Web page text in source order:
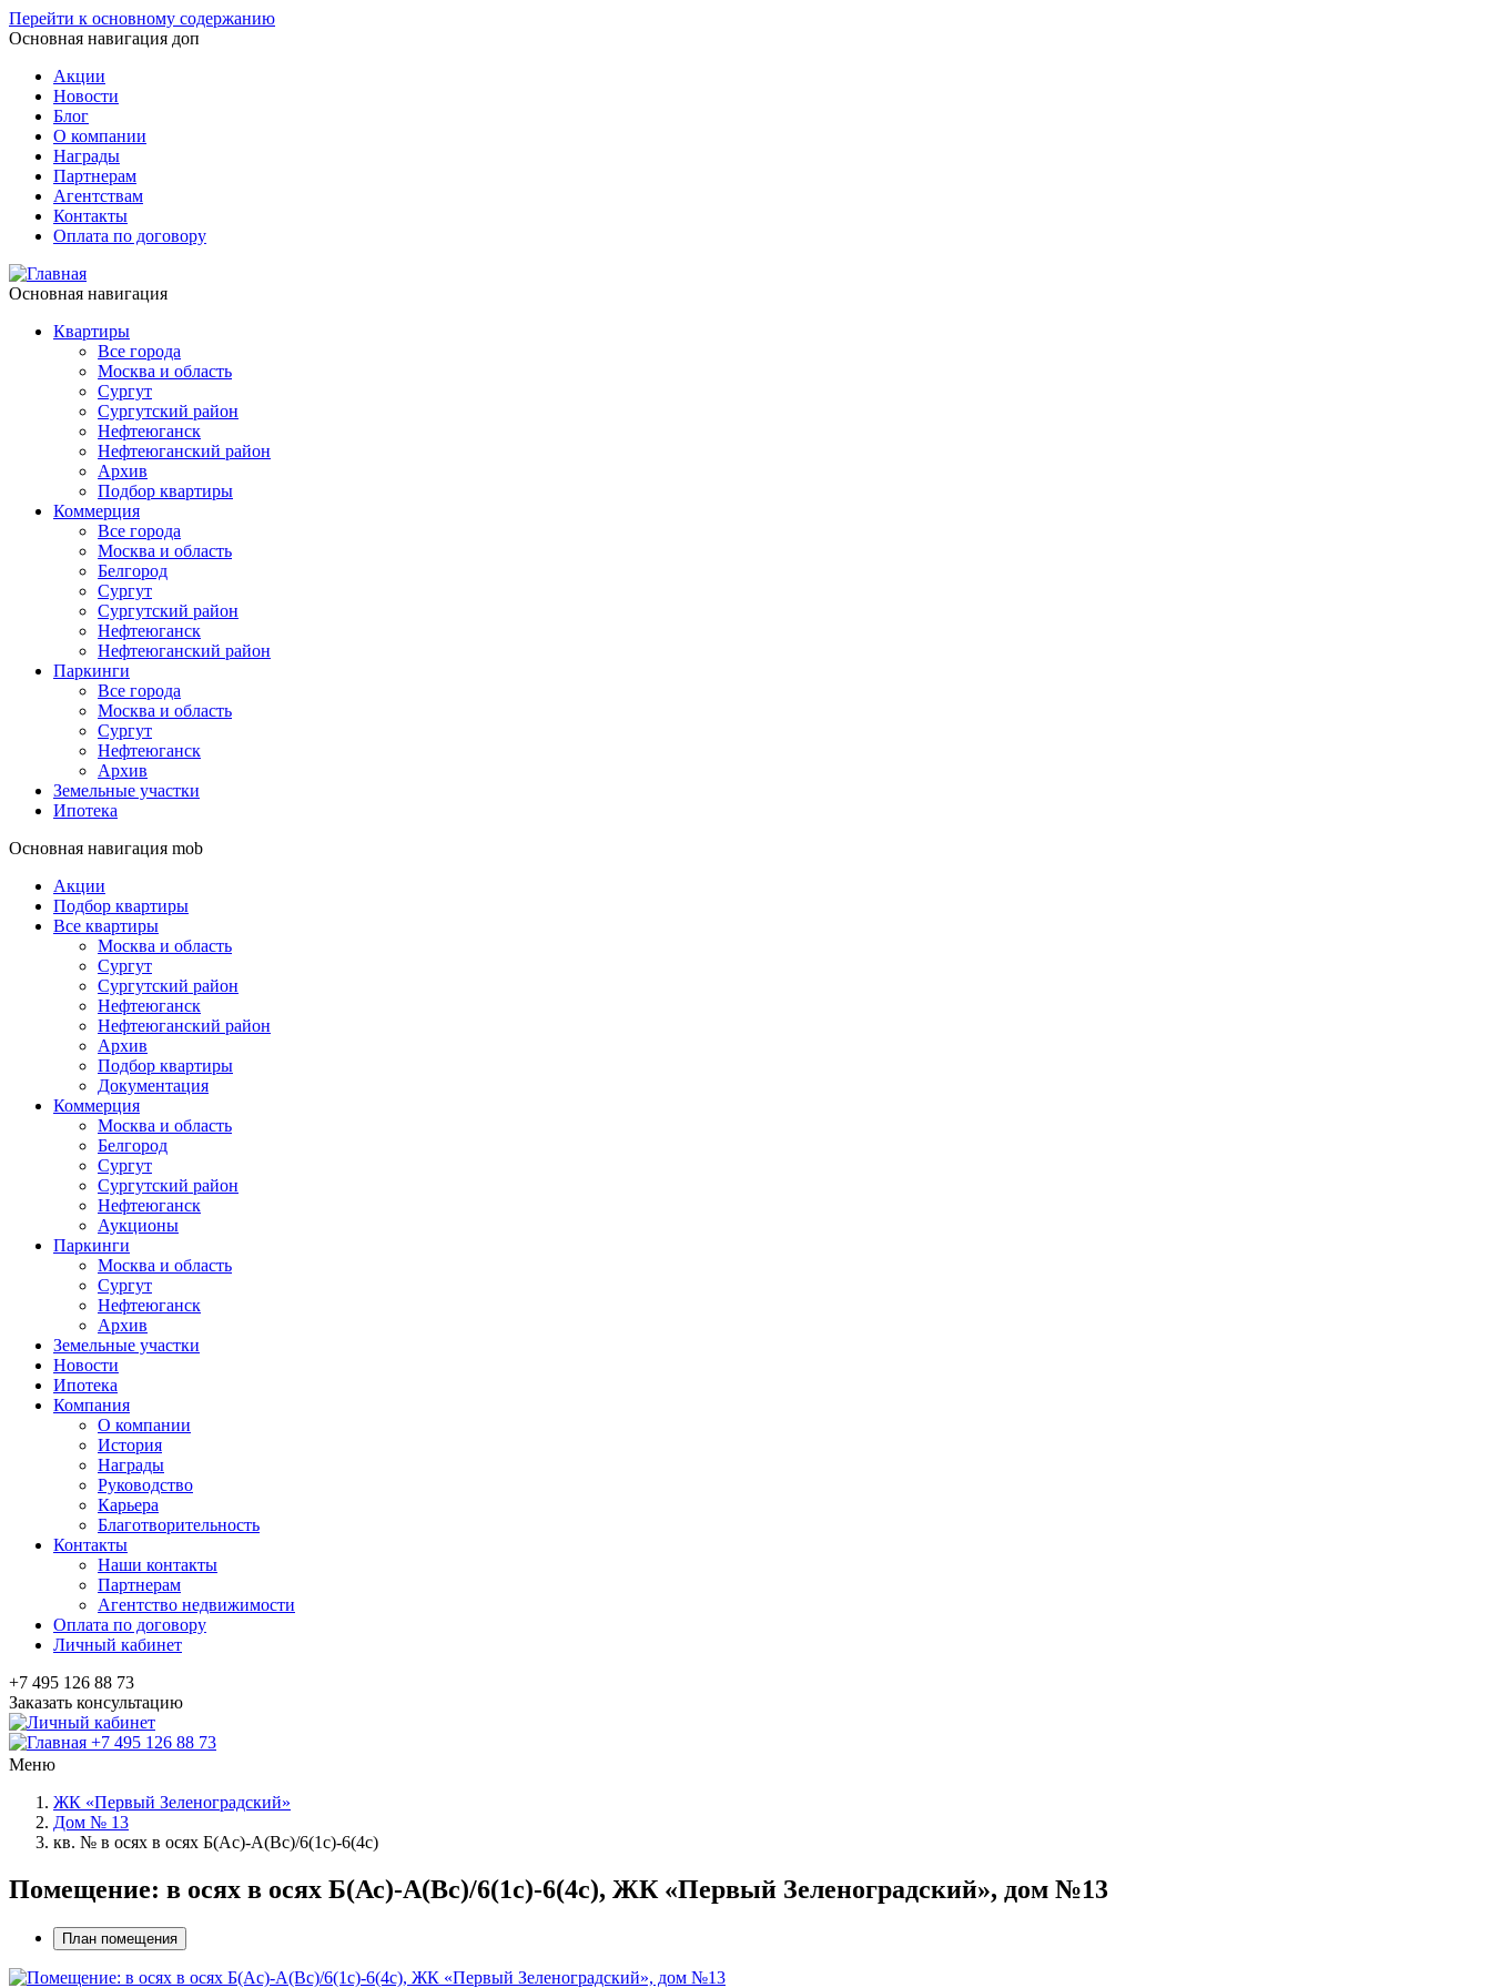
Перейти к основному содержанию
Основная навигация доп
Акции
Новости
Блог
О компании
Награды
Партнерам
Агентствам
Контакты
Оплата по договору
Основная навигация
Квартиры
Все города
Москва и область
Сургут
Сургутский район
Нефтеюганск
Нефтеюганский район
Архив
Подбор квартиры
Коммерция
Все города
Москва и область
Белгород
Сургут
Сургутский район
Нефтеюганск
Нефтеюганский район
Паркинги
Все города
Москва и область
Сургут
Нефтеюганск
Архив
Земельные участки
Ипотека
Основная навигация mob
Акции
Подбор квартиры
Все квартиры
Москва и область
Сургут
Сургутский район
Нефтеюганск
Нефтеюганский район
Архив
Подбор квартиры
Документация
Коммерция
Москва и область
Белгород
Сургут
Сургутский район
Нефтеюганск
Аукционы
Паркинги
Москва и область
Сургут
Нефтеюганск
Архив
Земельные участки
Новости
Ипотека
Компания
О компании
История
Награды
Руководство
Карьера
Благотворительность
Контакты
Наши контакты
Партнерам
Агентство недвижимости
Оплата по договору
Личный кабинет
+7 495 126 88 73
Заказать консультацию
+7 495 126 88 73
Меню
ЖК «Первый Зеленоградский»
Дом № 13
кв. № в осях в осях Б(Ас)-А(Вс)/6(1с)-6(4с)
Помещение: в осях в осях Б(Ас)-А(Вс)/6(1с)-6(4с), ЖК «Первый Зеленоградский», дом №13
План помещения